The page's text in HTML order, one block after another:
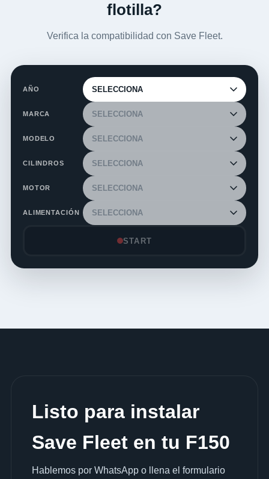
flotilla?
Verifica la compatibilidad con Save Fleet.
AÑO
MARCA
MODELO
CILINDROS
MOTOR
ALIMENTACIÓN
START
Listo para instalar
Save Fleet en tu F150
Hablemos por WhatsApp o llena el formulario